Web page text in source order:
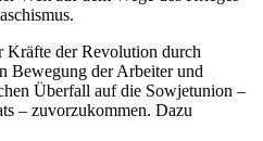
Kräfte der Revolution durch
Bewegung der Arbeiter und
Überfall auf die Sowjetunion –
– zuvorzukommen. Dazu